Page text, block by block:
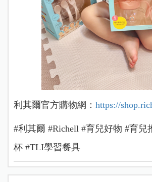
利其爾官方購物網： https://shop.
#利其爾 #Richell #育兒好物 #育兒
杯 #TLI學習餐具